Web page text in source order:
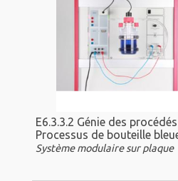
E6.3.3.2 Génie des
Processus de bouteille
Système modulaire sur plaque